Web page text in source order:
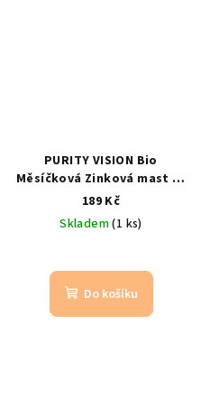
PURITY VISION Bio
Měsíčková Zinková mast 70
bio zinková mast s
měsíčkem pro citlivou
pokožku
189 Kč
Skladem(1 ks)
Do košíku